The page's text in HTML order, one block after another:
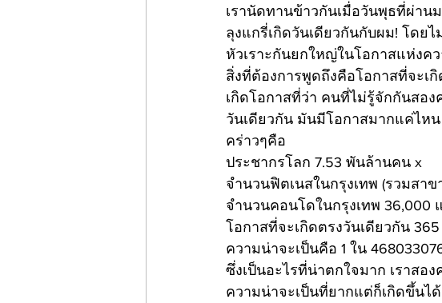
เรานัดทานข้าวกันเมื่อวันพุธที่ผ่าน
ลุงแกรี่เกิดวันเดียวกันกับผม! โดย
หัวเราะกันยกใหญ่ในโอกาสแห่งค
สิ่งที่ต้องการพูดถึงคือโอกาสที่จะเ
เกิดโอกาสที่ว่า คนที่ไม่รู้จักกันสอ
วันเดียวกัน มันมีโอกาสมากแค่ไหน
คร่าวๆคือ
ประชากรโลก 7.53 พันล้านคน x
จำนวนฟิตเนสในกรุงเทพ (รวมสา
จำนวนคอนโดในกรุงเทพ 36,000
โอกาสที่จะเกิดตรงวันเดียวกัน 365
ความน่าจะเป็นคือ 1 ใน
ซึ่งเป็นอะไรที่น่าตกใจมาก เราสอ
ความน่าจะเป็นที่ยากแต่ก็เกิดขึ้นได้